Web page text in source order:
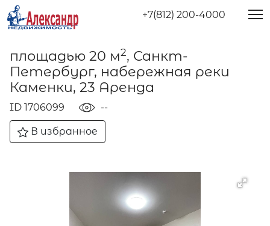
+7(812) 200-4000
площадью 20 м2, Санкт-
Петербург, набережная реки
Каменки, 23 Аренда
ID 1706099 --
В избранное